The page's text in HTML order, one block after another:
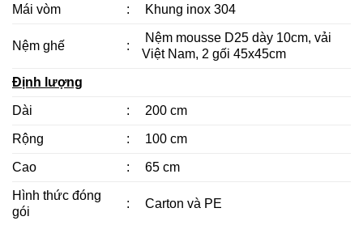
Mái vòm : Khung inox 304
Nệm ghế :
Nệm mousse D25 dày 10cm, vải
Việt Nam, 2 gối 45x45cm
Định lượng
Dài : 200 cm
Rộng : 100 cm
Cao : 65 cm
Hình thức đóng
gói
: Carton và PE